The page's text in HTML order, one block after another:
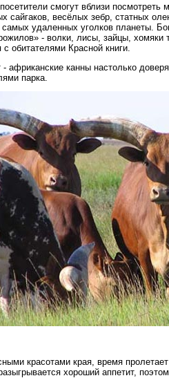
смогут вблизи посмотреть
сайгаков, весёлых зебр, статных
удаленных уголков планеты.
- волки, лисы, зайцы, хомяки
обитателями Красной книги.
африканские канны настолько
парка.
красотами края, время
хороший аппетит,